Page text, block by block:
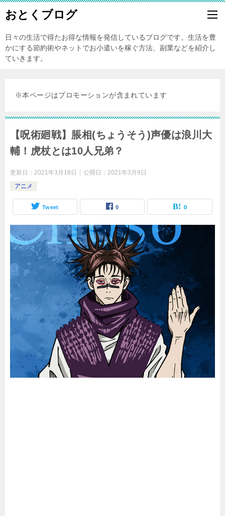
おとくブログ
日々の生活で得たお得な情報を発信しているブログです。生活を豊
かにする節約術やネットでお小遣いを稼ぐ方法、副業などを紹介し
ていきます。
※本ページはプロモーションが含まれています
【呪術廻戦】脹相(ちょうそう)声優は浪川大
輔！虎杖とは10人兄弟？
更新日： 2021年3月18日 公開日： 2021年3月9日
アニメ
Tweet 0 0